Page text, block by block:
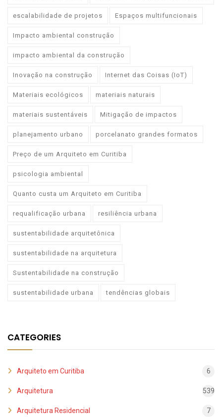
escalabilidade de projetos Espaços multifuncionais
Impacto ambiental construção
impacto ambiental da construção
Inovação na construção Internet das Coisas (IoT)
Materiais ecológicos materiais naturais
materiais sustentáveis Mitigação de impactos
planejamento urbano porcelanato grandes formatos
Preço de um Arquiteto em Curitiba
psicologia ambiental
Quanto custa um Arquiteto em Curitiba
requalificação urbana resiliência urbana
sustentabilidade arquitetônica
sustentabilidade na arquitetura
Sustentabilidade na construção
sustentabilidade urbana tendências globais
CATEGORIES
Arquiteto em Curitiba 6
Arquitetura 539
Arquitetura Residencial 7